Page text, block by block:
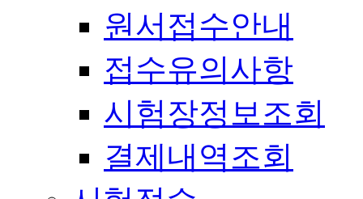
원서접수안내
접수유의사항
시험장정보조회
결제내역조회